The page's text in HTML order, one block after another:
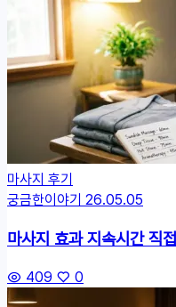
마사지 후기
궁금한이야기 26.05.05
마사지 효과 지속시간 직
409 0